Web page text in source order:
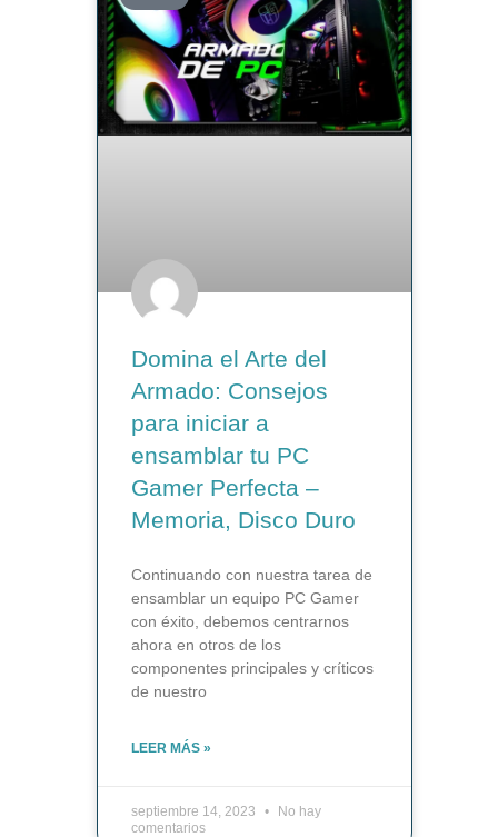
Domina el Arte del
Armado: Consejos
para iniciar a
ensamblar tu PC
Gamer Perfecta –
Memoria, Disco Duro
Continuando con nuestra tarea de
ensamblar un equipo PC Gamer
con éxito, debemos centrarnos
ahora en otros de los
componentes principales y críticos
de nuestro
LEER MÁS »
septiembre 14, 2023
No hay
comentarios